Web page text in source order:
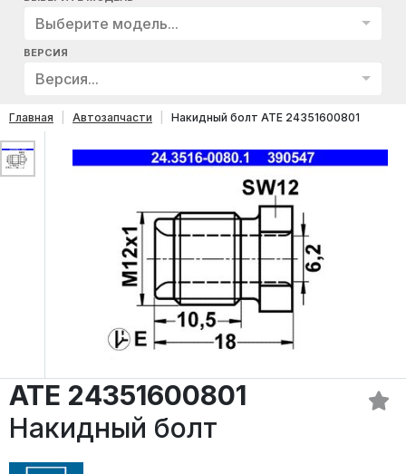
Выберите модель...
ВЕРСИЯ
Версия...
Главная Автозапчасти Накидный болт ATE 24351600801
ATE 24351600801
Накидный болт